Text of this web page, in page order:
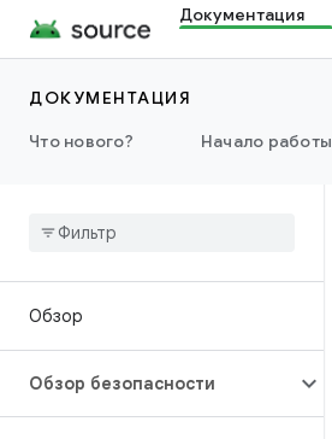
Документация
ДОКУМЕНТАЦИЯ
Что нового?
Начало работы
Обзор
Обзор безопасности